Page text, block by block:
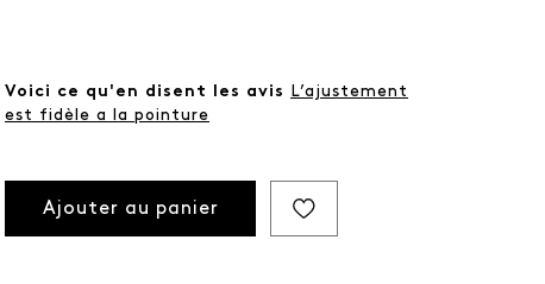
Voici ce qu'en disent les avis L’ajustement
est fidèle a la pointure
Ajouter au panier